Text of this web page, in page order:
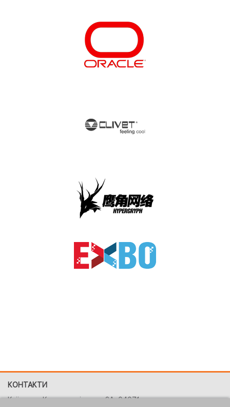
КОНТАКТИ
Київ, вул. Костянтинівська, 2A, 04071